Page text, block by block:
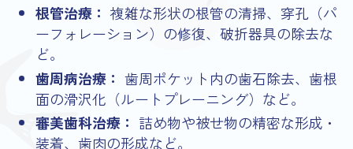
根管治療： 複雑な形状の根管の清掃、穿孔（パ
ーフォレーション）の修復、破折器具の除去な
ど。
歯周病治療： 歯周ポケット内の歯石除去、歯根
面の滑沢化（ルートプレーニング）など。
審美歯科治療： 詰め物や被せ物の精密な形成・
装着、歯肉の形成など。